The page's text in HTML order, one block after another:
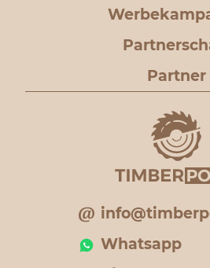
Partner
Whatsapp